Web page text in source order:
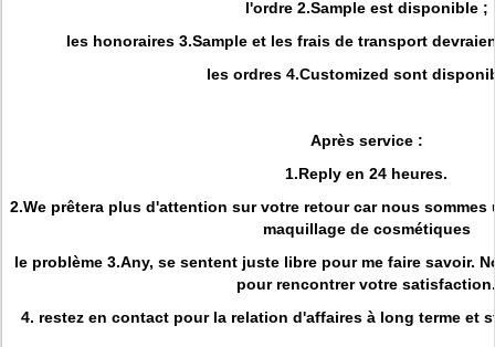
l'ordre 2.Sample est disponible ;
les honoraires 3.Sample et les frais de transport
les ordres 4.Customized sont
Après service :
1.Reply en 24 heures.
2.We prêtera plus d'attention sur votre retour car nous
maquillage de cosmétiques
le problème 3.Any, se sentent juste libre pour me faire savoir.
pour rencontrer votre satisfaction.
4. restez en contact pour la relation d'affaires à long terme et